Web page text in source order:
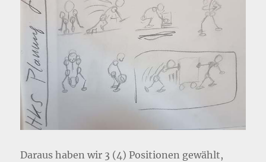
Daraus haben wir 3 (4) Positionen gewählt,